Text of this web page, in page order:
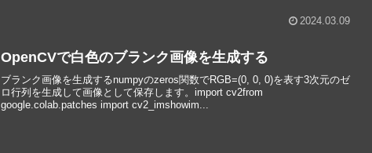
2024.03.09
OpenCVで白色のブランク画像を生成する
ブランク画像を生成するnumpyのzeros関数でRGB=(0, 0, 0)を表す3次元のゼ
ロ行列を生成して画像として保存します。import cv2from
google.colab.patches import cv2_imshowim...